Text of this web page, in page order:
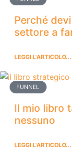
Perché
settore a
LEGGI L'ARTICOLO...
FUNNEL
Il mio libro
nessuno
LEGGI L'ARTICOLO...